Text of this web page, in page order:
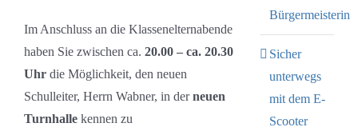
Im Anschluss an die Klassenelternabende
haben Sie zwischen ca. 20.00 – ca. 20.30
Uhr die Möglichkeit, den neuen
Schulleiter, Herrn Wabner, in derneuen
Turnhalle kennen zu
Bürgermeisterin
Sicher
unterwegs
mit dem E-
Scooter